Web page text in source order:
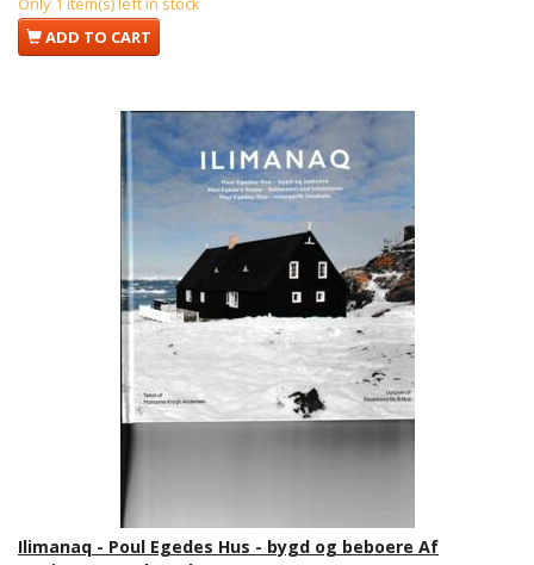
ADD TO CART
Ilimanaq - Poul Egedes Hus - bygd og beboere Af